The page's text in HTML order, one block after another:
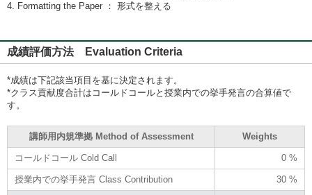
4. Formatting the Paper ： 形式を整える
成績評価方法 Evaluation Criteria
*成績は下記該当項目を基に決定されます。
*クラス貢献度合計はコールドコールと授業内での挙手発言の合算値で
す。
講師用内規準拠 Method of Assessment Weights
コールドコール Cold Call 0 %
授業内での挙手発言 Class Contribution 30 %